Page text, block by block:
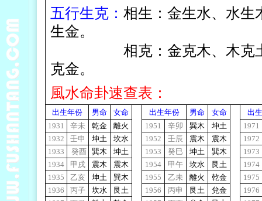
五行生克： 相生：金生水、水生
生金。
相克：金克木、木克土、
克金。
風水命卦速查表：
出生年份 男命 女命 出生年份 男命 女命
出
1931
辛未 乾金 離火 1951 辛卯 巽木 坤土
1971
1932
壬申 坤土 坎水 1952 壬辰 震木 震木
1972
1933
癸酉 巽木 坤土 1953 癸巳 坤土 巽木
1973
1934
甲戌 震木 震木 1954 甲午 坎水 艮土
1974
1935
乙亥 坤土 巽木 1955 乙未 離火 乾金
1975
1936
丙子 坎水 艮土 1956 丙申 艮土 兌金
1976